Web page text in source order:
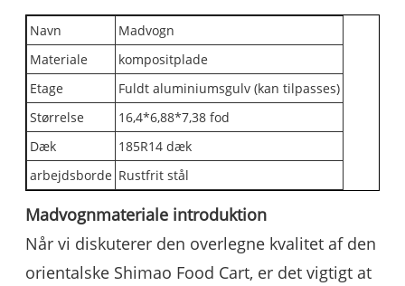
Navn
Madvogn
Materiale
kompositplade
Etage
Fuldt aluminiumsgulv (kan tilpasses)
Størrelse
16,4*6,88*7,38 fod
Dæk
185R14 dæk
arbejdsborde Rustfrit stål
Madvognmateriale introduktion
Når vi diskuterer den overlegne kvalitet af den
orientalske Shimao Food Cart, er det vigtigt at